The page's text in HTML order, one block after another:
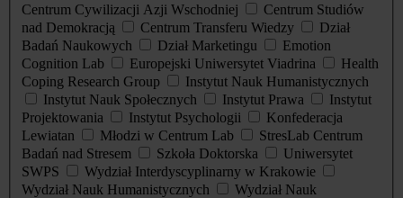
Centrum Cywilizacji Azji Wschodniej
Centrum Studiów
nad Demokracją
Centrum Transferu Wiedzy
Dział
Badań Naukowych
Dział Marketingu
Emotion
Cognition Lab
Europejski Uniwersytet Viadrina
Health
Coping Research Group
Instytut Nauk Humanistycznych
Instytut Nauk Społecznych
Instytut Prawa
Instytut
Projektowania
Instytut Psychologii
Konfederacja
Lewiatan
Młodzi w Centrum Lab
StresLab Centrum
Badań nad Stresem
Szkoła Doktorska
Uniwersytet
SWPS
Wydział Interdyscyplinarny w Krakowie
Wydział Nauk Humanistycznych
Wydział Nauk